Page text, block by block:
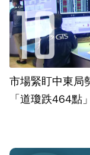
市場緊盯中東局
「道瓊跌464點」